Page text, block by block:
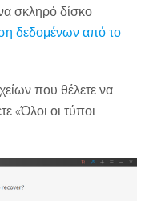
σκληρό δίσκο
δεδομένων από το
που θέλετε να
«Όλοι οι τύποι